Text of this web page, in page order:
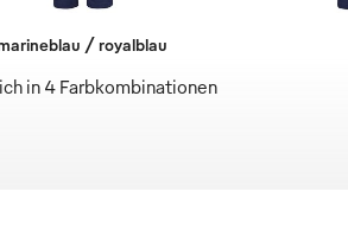
in 4 Farbkombinationen
/ royalblau